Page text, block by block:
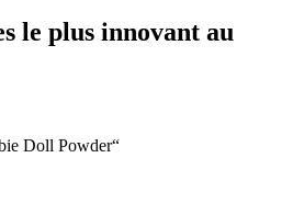
le plus innovant au
Doll Powder“